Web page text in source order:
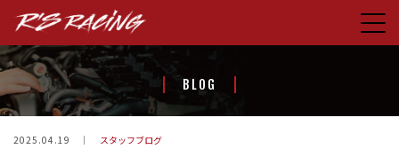
HOME
CONCEPT
BLOG
2025.04.19 スタッフブログ